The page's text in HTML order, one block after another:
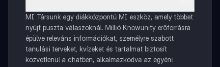
MI Társunk egy diákközpontú MI eszköz, amely többet
nyújt puszta válaszoknál. Millió Knowunity erőforrásra
épülve releváns információkat, személyre szabott
tanulási terveket, kvízeket és tartalmat biztosít
közvetlenül a chatben, alkalmazkodva az egyéni